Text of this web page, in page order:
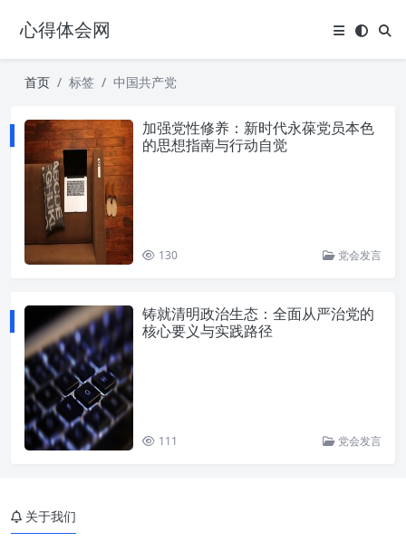
心得体会网
首页 标签 中国共产党
加强党性修养：新时代永葆党员本色
的思想指南与行动自觉
130 党会发言
铸就清明政治生态：全面从严治党的
核心要义与实践路径
111 党会发言
关于我们